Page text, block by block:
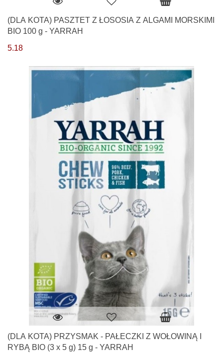
(DLA KOTA) PASZTET Z ŁOSOSIA Z ALGAMI MORSKIMI
BIO 100 g - YARRAH
5.18
(DLA KOTA) PRZYSMAK - PAŁECZKI Z WOŁOWINĄ I
RYBĄ BIO (3 x 5 g) 15 g - YARRAH